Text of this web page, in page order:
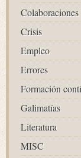
Colaboraciones
Crisis
Empleo
Errores
Formación
Galimatías
Literatura
MISC